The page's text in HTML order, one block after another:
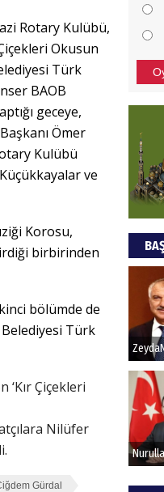
Rotary Kulübü,
Okusun
Türk
BAOB
geceye,
Ömer
Kulübü
ve
Korosu,
birbirinden
bölümde de
Belediyesi Türk
Çiçekleri
Nilüfer
Gürdal
Bu